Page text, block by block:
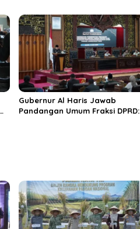
Tanjungjabung Timur
Gubernur Al Haris Jawab
Pandangan Umum Fraksi DPRD: